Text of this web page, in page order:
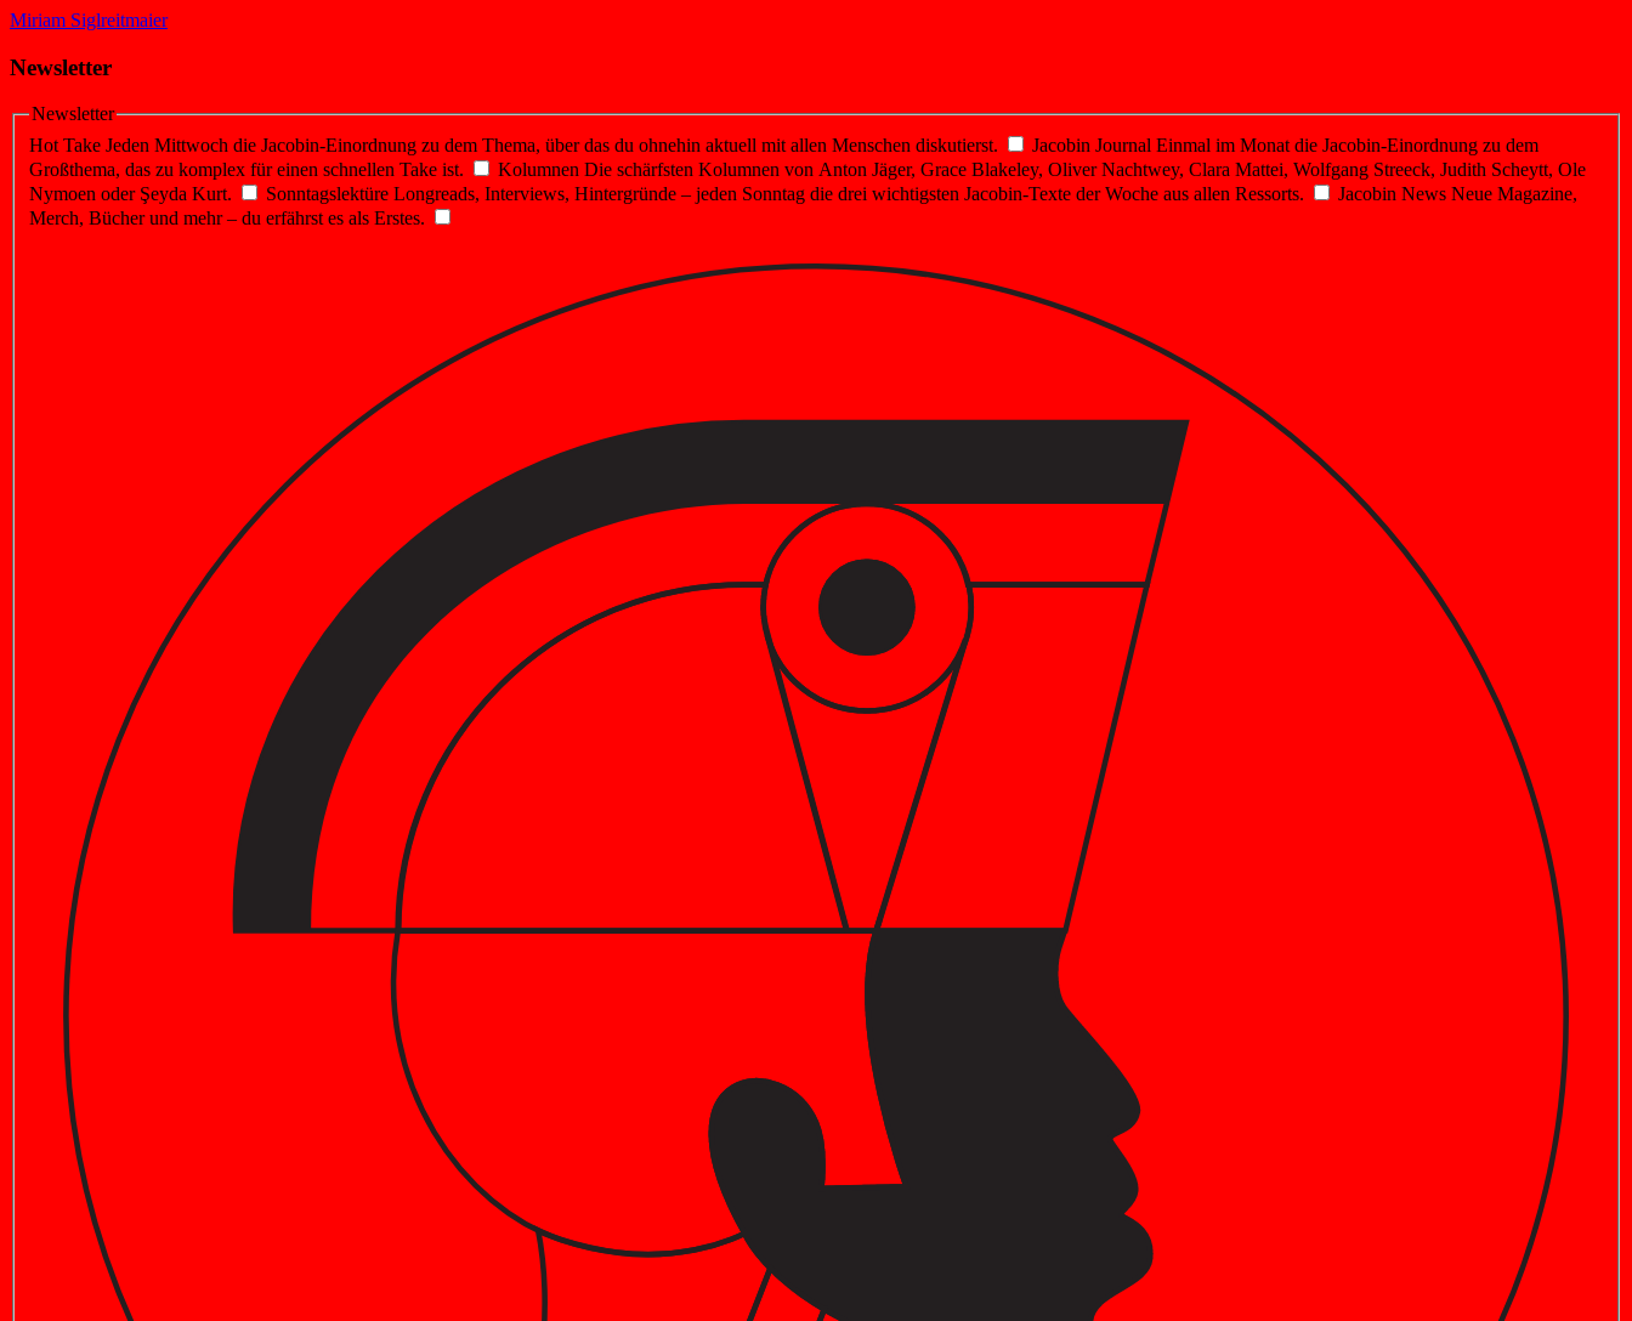
Miriam Siglreitmaier
Newsletter
Newsletter
Hot Take Jeden Mittwoch die Jacobin-Einordnung zu dem Thema, über das du ohnehin aktuell mit allen Menschen diskutierst. Jacobin Journal Einmal im Monat die Jacobin-Einordnung zu dem
Großthema, das zu komplex für einen schnellen Take ist.
Kolumnen Die schärfsten Kolumnen von Anton Jäger, Grace Blakeley, Oliver Nachtwey, Clara Mattei, Wolfgang Streeck, Judith Scheytt, Ole
Nymoen oder Şeyda Kurt.
Sonntagslektüre Longreads, Interviews, Hintergründe – jeden Sonntag die drei wichtigsten Jacobin-Texte der Woche aus allen Ressorts. Jacobin News Neue Magazine,
Merch, Bücher und mehr – du erfährst es als Erstes.